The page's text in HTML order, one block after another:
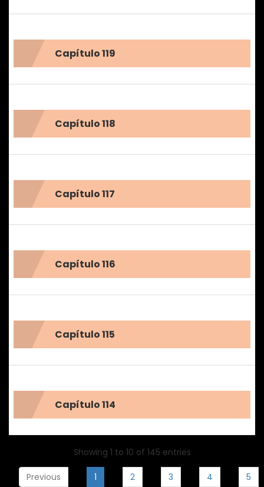
Capítulo 119
Capítulo 118
Capítulo 117
Capítulo 116
Capítulo 115
Capítulo 114
Showing 1 to 10 of 145 entries
Previous 1 2 3 4 5